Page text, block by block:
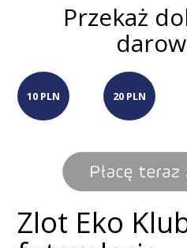
Przekaż
10 PLN 20 PLN
Zlot Eko